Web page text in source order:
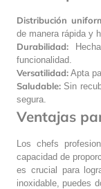
Distribución
de manera rápida y
Durabilidad:
funcionalidad.
Versatilidad: Apta
Saludable: Sin
segura.
Ventajas
Los chefs
capacidad de
es crucial para
inoxidable, puedes